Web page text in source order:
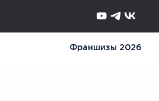
Франшизы 2026